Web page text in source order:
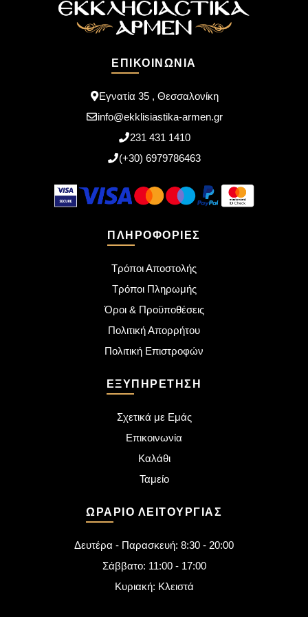
ΕΠΙΚΟΙΝΩΝΊΑ
Εγνατία 35 , Θεσσαλονίκη
info@ekklisiastika-armen.gr
231 431 1410
(+30) 6979786463
ΠΛΗΡΟΦΟΡΊΕΣ
Τρόποι Αποστολής
Τρόποι Πληρωμής
Όροι & Προϋποθέσεις
Πολιτική Απορρήτου
Πολιτική Επιστροφών
ΕΞΥΠΗΡΈΤΗΣΗ
Σχετικά με Εμάς
Επικοινωνία
Καλάθι
Ταμείο
ΩΡΆΡΙΟ ΛΕΙΤΟΥΡΓΊΑΣ
Δευτέρα - Παρασκευή: 8:30 - 20:00
Σάββατο: 11:00 - 17:00
Κυριακή: Κλειστά